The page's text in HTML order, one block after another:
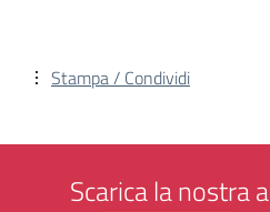
Stampa / Condividi
Scarica la nostra